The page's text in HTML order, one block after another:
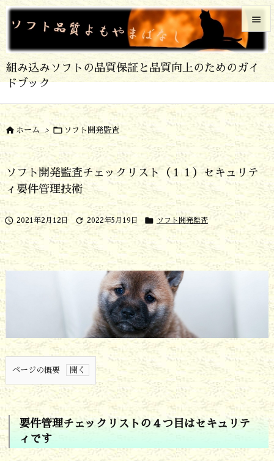
組み込みソフトの品質保証と品質向上のためのガイ
ドブック





検索
 ホーム >  ソフト開発監査
ソフト開発監査チェックリスト（１１）セキュリテ
ィ要件管理技術
 2021年2月12日  2022年5月19日  ソフト開発監査
ページの概要
要
件
管
要件管理チェックリストの４つ目 はセキュリテ
ィです